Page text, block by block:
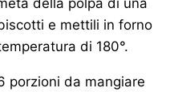
della polpa di una
e mettili in forno
di 180°.
porzioni da mangiare